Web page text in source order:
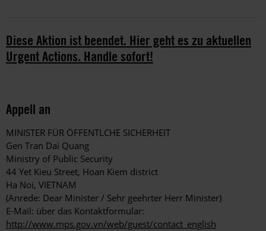
Diese Aktion ist beendet. Hier geht es zu aktuellen
Urgent Actions. Handle sofort!
Appell an
MINISTER FÜR ÖFFENTLCHE SICHERHEIT
Gen Tran Dai Quang
Ministry of Public Security
44 Yet Kieu Street, Hoan Kiem district
Ha Noi, VIETNAM
(Anrede: Dear Minister / Sehr geehrter Herr Minister)
E-Mail: über das Kontaktformular:
http://www.mps.gov.vn/web/guest/contact_english